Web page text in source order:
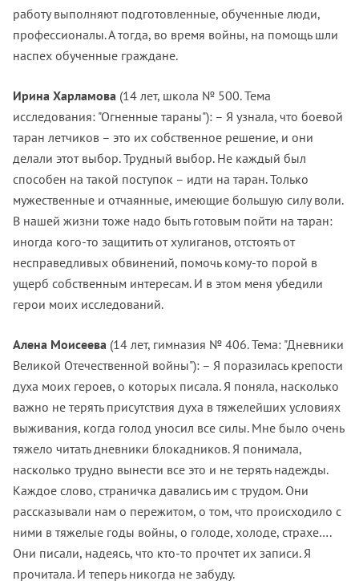
работу выполняют подготовленные, обученные люди,
профессионалы. А тогда, во время войны, на помощь шли
наспех обученные граждане.
Ирина Харламова (14 лет, школа № 500. Тема
исследования: "Огненные тараны"): – Я узнала, что боевой
таран летчиков – это их собственное решение, и они
делали этот выбор. Трудный выбор. Не каждый был
способен на такой поступок – идти на таран. Только
мужественные и отчаянные, имеющие большую силу воли.
В нашей жизни тоже надо быть готовым пойти на таран:
иногда кого-то защитить от хулиганов, отстоять от
несправедливых обвинений, помочь кому-то порой в
ущерб собственным интересам. И в этом меня убедили
герои моих исследований.
Алена Моисеева (14 лет, гимназия № 406. Тема: "Дневники
Великой Отечественной войны"): – Я поразилась крепости
духа моих героев, о которых писала. Я поняла, насколько
важно не терять присутствия духа в тяжелейших условиях
выживания, когда голод уносил все силы. Мне было очень
тяжело читать дневники блокадников. Я понимала,
насколько трудно вынести все это и не терять надежды.
Каждое слово, страничка давались им с трудом. Они
рассказывали нам о пережитом, о том, что происходило с
ними в тяжелые годы войны, о голоде, холоде, страхе….
Они писали, надеясь, что кто-то прочтет их записи. Я
прочитала. И теперь никогда не забуду.